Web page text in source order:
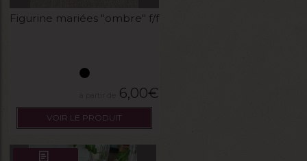
Figurine mariées "ombre" f/f
6,00€
VOIR LE PRODUIT